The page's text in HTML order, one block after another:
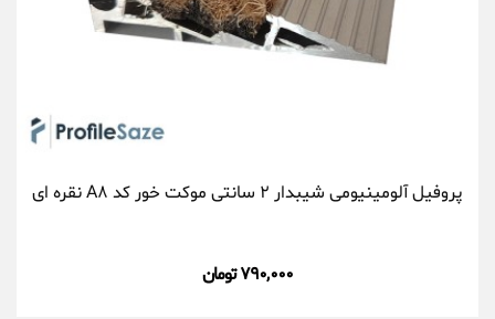
پروفیل آلومینیومی شیبدار ۲ سانتی موکت خور کد A۸ نقره ای
۷۹۰,۰۰۰ تومان